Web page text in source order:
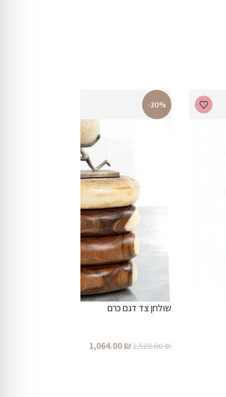
-30%
שולחן צד דגם כרם
1,520.00₪
1,064.00₪